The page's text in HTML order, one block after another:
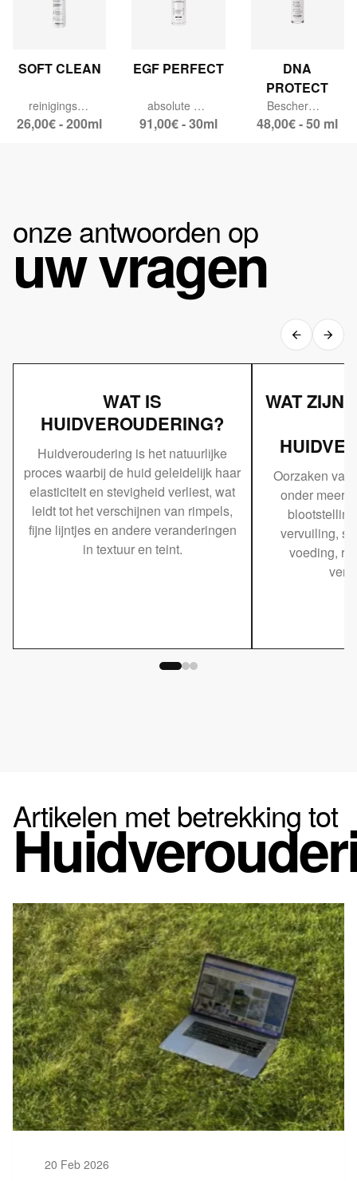
SOFT CLEAN
reinigingsmelk.
26,00€ - 200ml
EGF PERFECT
absolute anti-aging serum.
91,00€ - 30ml
DNA
PROTECT
Beschermt & Herstelt DNA.
48,00€ - 50 ml
onze antwoorden op
uw vragen
WAT IS
HUIDVEROUDERING?
Huidveroudering is het natuurlijke
proces waarbij de huid geleidelijk haar
elasticiteit en stevigheid verliest, wat
leidt tot het verschijnen van rimpels,
fijne lijntjes en andere veranderingen
in textuur en teint.
WAT ZIJN
Oorzaken
onder meer
vervuiling,
voeding,
Artikelen met betrekking tot
20 Feb 2026